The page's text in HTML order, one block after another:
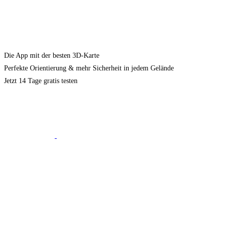
Die App mit der besten 3D-Karte
Perfekte Orientierung & mehr Sicherheit in jedem Gelände
Jetzt 14 Tage gratis testen